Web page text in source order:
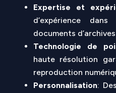
Expertise et
d’expérience
documents
Technologie de
haute résolution
reproduction
Personnalisation: